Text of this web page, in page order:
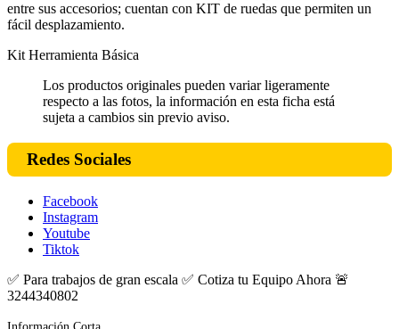
entre sus accesorios; cuentan con KIT de ruedas que permiten un
fácil desplazamiento.
Kit Herramienta Básica
Los productos originales pueden variar ligeramente
respecto a las fotos, la información en esta ficha está
sujeta a cambios sin previo aviso.
Redes Sociales
Facebook
Instagram
Youtube
Tiktok
✅ Para trabajos de gran escala ✅ Cotiza tu Equipo Ahora 🚨
3244340802